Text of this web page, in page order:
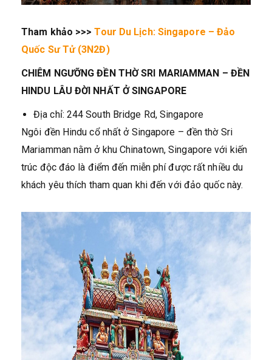
Tham khảo >>>Tour Du Lịch: Singapore – Đảo
Quốc Sư Tử (3N2Đ)
CHIÊM NGƯỠNG ĐỀN THỜ SRI MARIAMMAN – ĐỀN
HINDU LÂU ĐỜI NHẤT Ở SINGAPORE
Địa chỉ: 244 South Bridge Rd, Singapore
Ngôi đền Hindu cổ nhất ở Singapore – đền thờ Sri
Mariamman nằm ở khu Chinatown, Singapore với kiến
trúc độc đáo là điểm đến miễn phí được rất nhiều du
khách yêu thích tham quan khi đến với đảo quốc này.